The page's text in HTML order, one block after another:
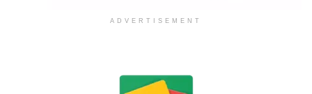
ADVERTISEMENT